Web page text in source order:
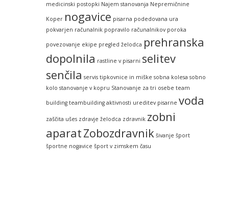
medicinski postopki Najem stanovanja Nepremičnine
Koper nogavice pisarna podedovana ura
pokvarjen računalnik popravilo računalnikov poroka
povezovanje ekipe pregled želodca prehranska
dopolnila rastline v pisarni selitev
senčila servis tipkovnice in miške sobna kolesa sobno
kolo stanovanje v kopru Stanovanje za tri osebe team
building teambuilding aktivnosti ureditev pisarne voda
zaščita ušes zdravje želodca zdravnik zobni
aparatZobozdravnik šivanje šport
športne nogavice šport v zimskem času